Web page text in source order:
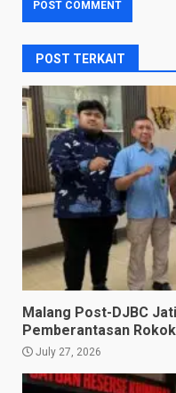
POST TERKAIT
Malang Post-DJBC
Pemberantasan
July 27, 2026